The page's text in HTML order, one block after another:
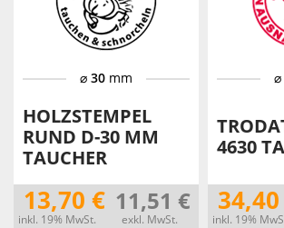
⌀ 30 mm
HOLZSTEMPEL
RUND D-30 MM
TAUCHER
13,70 €
inkl. 19% MwSt.
11,51 €
exkl. MwSt.
⌀
4630
inkl. 19%